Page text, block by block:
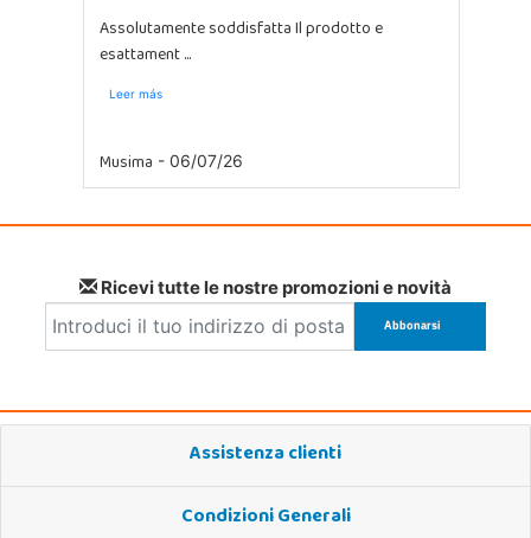
Assolutamente soddisfatta Il prodotto e
esattament ...
Leer más
Musima - 06/07/26
Ricevi tutte le nostre promozioni e novità
Assistenza clienti
Condizioni Generali